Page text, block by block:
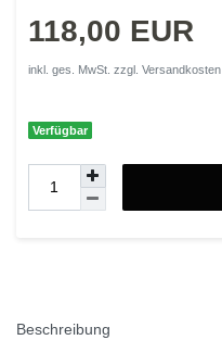
118,00 EUR
inkl. ges. MwSt. zzgl. Versandkosten
Verfügbar
Beschreibung